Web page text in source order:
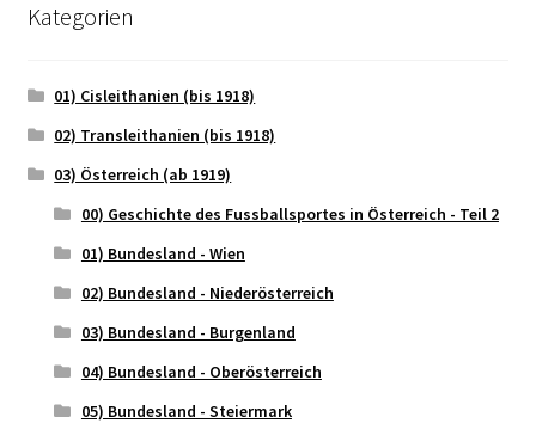
Kategorien
01) Cisleithanien (bis 1918)
02) Transleithanien (bis 1918)
03) Österreich (ab 1919)
00) Geschichte des Fussballsportes in Österreich - Teil 2
01) Bundesland - Wien
02) Bundesland - Niederösterreich
03) Bundesland - Burgenland
04) Bundesland - Oberösterreich
05) Bundesland - Steiermark